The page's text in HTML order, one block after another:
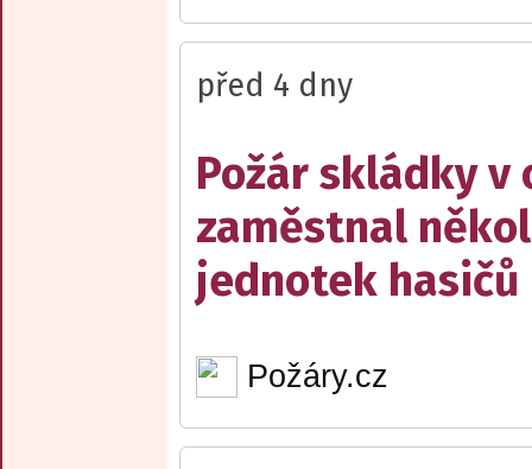
před 4 dny
Požár skládky v
zaměstnal
jednotek hasičů
Požáry.cz